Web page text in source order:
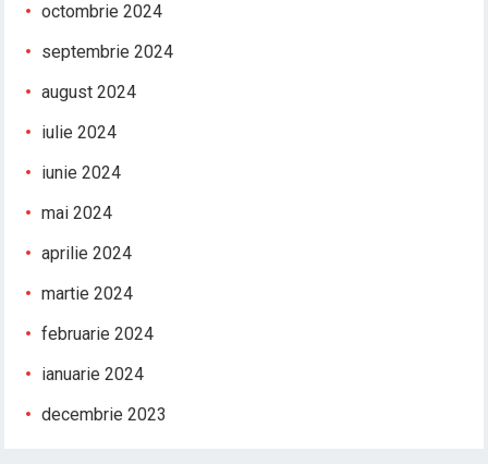
octombrie 2024
septembrie 2024
august 2024
iulie 2024
iunie 2024
mai 2024
aprilie 2024
martie 2024
februarie 2024
ianuarie 2024
decembrie 2023